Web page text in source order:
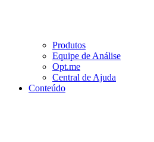
Produtos
Equipe de Análise
Opt.me
Central de Ajuda
Conteúdo